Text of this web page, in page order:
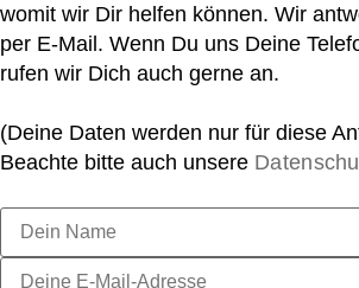
womit wir Dir helfen können. Wir
per E-Mail. Wenn Du uns Deine
rufen wir Dich auch gerne an.
(Deine Daten werden nur für diese
Beachte bitte auch unsere